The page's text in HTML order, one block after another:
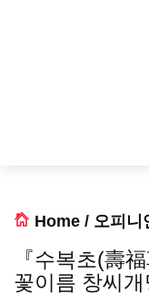
Home / 오피니
『수복초(壽
꽃이름 창씨개